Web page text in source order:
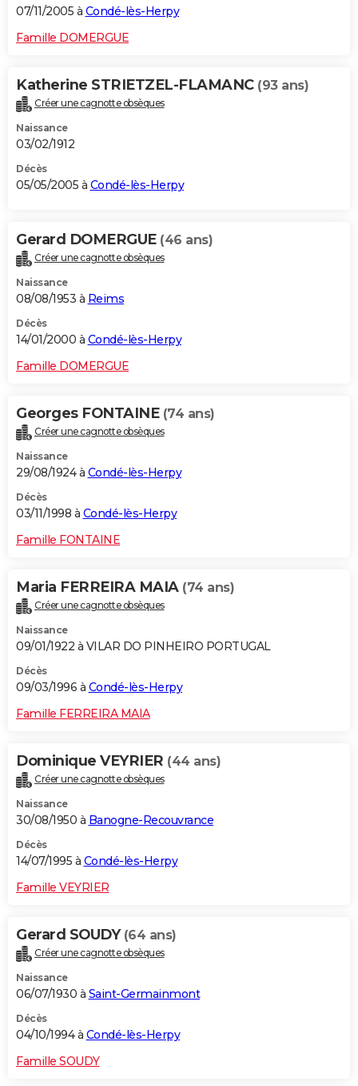
07/11/2005 à Condé-lès-Herpy
Famille DOMERGUE
Katherine STRIETZEL-FLAMANC (93 ans)
Créer une cagnotte obsèques
Naissance
03/02/1912
Décès
05/05/2005 à Condé-lès-Herpy
Gerard DOMERGUE (46 ans)
Créer une cagnotte obsèques
Naissance
08/08/1953 à Reims
Décès
14/01/2000 à Condé-lès-Herpy
Famille DOMERGUE
Georges FONTAINE (74 ans)
Créer une cagnotte obsèques
Naissance
29/08/1924 à Condé-lès-Herpy
Décès
03/11/1998 à Condé-lès-Herpy
Famille FONTAINE
Maria FERREIRA MAIA (74 ans)
Créer une cagnotte obsèques
Naissance
09/01/1922 à VILAR DO PINHEIRO PORTUGAL
Décès
09/03/1996 à Condé-lès-Herpy
Famille FERREIRA MAIA
Dominique VEYRIER (44 ans)
Créer une cagnotte obsèques
Naissance
30/08/1950 à Banogne-Recouvrance
Décès
14/07/1995 à Condé-lès-Herpy
Famille VEYRIER
Gerard SOUDY (64 ans)
Créer une cagnotte obsèques
Naissance
06/07/1930 à Saint-Germainmont
Décès
04/10/1994 à Condé-lès-Herpy
Famille SOUDY